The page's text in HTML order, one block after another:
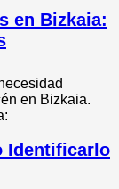
en Bizkaia:
en Bizkaia.
Identificarlo